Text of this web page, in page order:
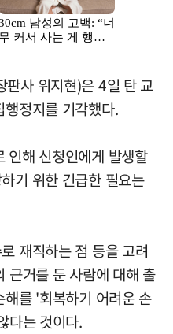
판사 위지현)은 4일 탄 교
정지를 기각했다.
인해 신청인에게 발생할
기 위한 긴급한 필요는
재직하는 점 등을 고려
근거를 둔 사람에 대해 출
를 '회복하기 어려운 손
다는 것이다.